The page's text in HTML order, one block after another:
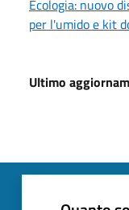
Ecologia: nuovo
per l'umido e kit
Ultimo